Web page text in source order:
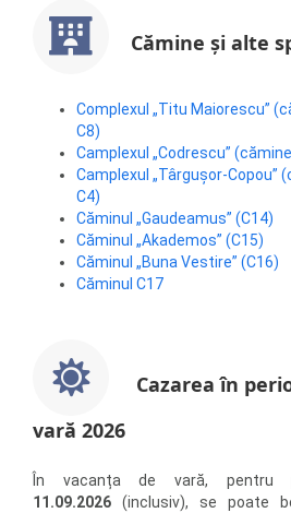
Cămine și alte
Complexul „Titu Maiorescu”
C8)
Camplexul „Codrescu”
Camplexul „Târguşor-Copou”
C4)
Căminul „Gaudeamus” (C14)
Căminul „Akademos” (C15)
Căminul „Buna Vestire” (C16)
Căminul C17
Cazarea în
vară 2026
În vacanța de vară, pentru
11.09.2026 (inclusiv), se poate